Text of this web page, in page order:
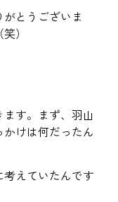
とうございま
）
す。まず、羽山
けは何だったん
考えていたんです